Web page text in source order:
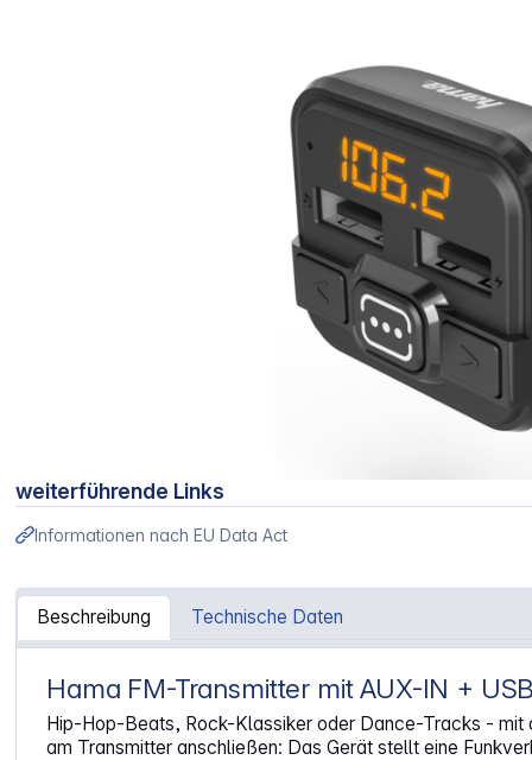
weiterführende Links
Informationen nach EU Data Act
Beschreibung Technische Daten
Artikelinformationen "Hama FM-Transmitter AUX-IN,
Hama FM-Transmitter mit AUX-IN +
Hip-Hop-Beats, Rock-Klassiker oder Dance-Tracks - mit
am Transmitter anschließen: Das Gerät stellt eine